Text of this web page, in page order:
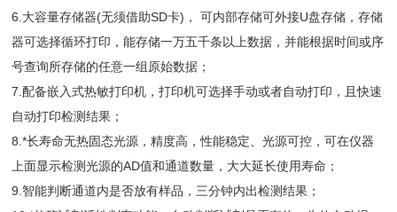
6.大容量存储器(无须借助SD卡)， 可内部存储可外接U盘存储，存储
器可选择循环打印，能存储一万五千条以上数据，并能根据时间或序
号查询所存储的任意一组原始数据；
7.配备嵌入式热敏打印机，打印机可选择手动或者自动打印，且快速
自动打印检测结果；
8.*长寿命无热固态光源，精度高，性能稳定、光源可控，可在仪器
上面显示检测光源的AD值和通道数量，大大延长使用寿命；
9.智能判断通道内是否放有样品，三分钟内出检测结果；